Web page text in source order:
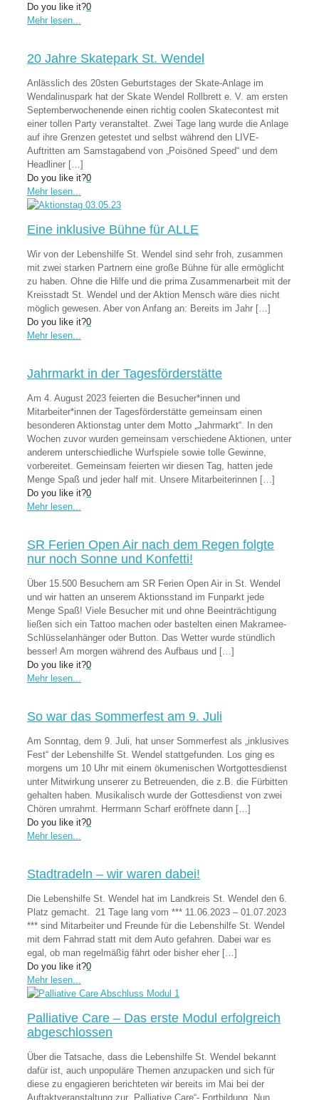
Do you like it?0
Mehr lesen...
20 Jahre Skatepark St. Wendel
Anlässlich des 20sten Geburtstages der Skate-Anlage im
Wendalinuspark hat der Skate Wendel Rollbrett e. V. am ersten
Septemberwochenende einen richtig coolen Skatecontest mit
einer tollen Party veranstaltet. Zwei Tage lang wurde die Anlage
auf ihre Grenzen getestet und selbst während den LIVE-
Auftritten am Samstagabend von „Poisöned Speed“ und dem
Headliner […]
Do you like it?0
Mehr lesen...
Eine inklusive Bühne für ALLE
Wir von der Lebenshilfe St. Wendel sind sehr froh, zusammen
mit zwei starken Partnern eine große Bühne für alle ermöglicht
zu haben. Ohne die Hilfe und die prima Zusammenarbeit mit der
Kreisstadt St. Wendel und der Aktion Mensch wäre dies nicht
möglich gewesen. Aber von Anfang an: Bereits im Jahr […]
Do you like it?0
Mehr lesen...
Jahrmarkt in der Tagesförderstätte
Am 4. August 2023 feierten die Besucher*innen und
Mitarbeiter*innen der Tagesförderstätte gemeinsam einen
besonderen Aktionstag unter dem Motto „Jahrmarkt“. In den
Wochen zuvor wurden gemeinsam verschiedene Aktionen, unter
anderem unterschiedliche Wurfspiele sowie tolle Gewinne,
vorbereitet. Gemeinsam feierten wir diesen Tag, hatten jede
Menge Spaß und jeder half mit. Unsere Mitarbeiterinnen […]
Do you like it?0
Mehr lesen...
SR Ferien Open Air nach dem Regen folgte
nur noch Sonne und Konfetti!
Über 15.500 Besuchern am SR Ferien Open Air in St. Wendel
und wir hatten an unserem Aktionsstand im Funparkt jede
Menge Spaß! Viele Besucher mit und ohne Beeinträchtigung
ließen sich ein Tattoo machen oder bastelten einen Makramee-
Schlüsselanhänger oder Button. Das Wetter wurde stündlich
besser! Am morgen während des Aufbaus und […]
Do you like it?0
Mehr lesen...
So war das Sommerfest am 9. Juli
Am Sonntag, dem 9. Juli, hat unser Sommerfest als „inklusives
Fest“ der Lebenshilfe St. Wendel stattgefunden. Los ging es
morgens um 10 Uhr mit einem ökumenischen Wortgottesdienst
unter Mitwirkung unserer zu Betreuenden, die z.B. die Fürbitten
gehalten haben. Musikalisch wurde der Gottesdienst von zwei
Chören umrahmt. Herrmann Scharf eröffnete dann […]
Do you like it?0
Mehr lesen...
Stadtradeln – wir waren dabei!
Die Lebenshilfe St. Wendel hat im Landkreis St. Wendel den 6.
Platz gemacht. 21 Tage lang vom *** 11.06.2023 – 01.07.2023
*** sind Mitarbeiter und Freunde für die Lebenshilfe St. Wendel
mit dem Fahrrad statt mit dem Auto gefahren. Dabei war es
egal, ob man regelmäßig fährt oder bisher eher […]
Do you like it?0
Mehr lesen...
Palliative Care – Das erste Modul erfolgreich
abgeschlossen
Über die Tatsache, dass die Lebenshilfe St. Wendel bekannt
dafür ist, auch unpopuläre Themen anzupacken und sich für
diese zu engagieren berichteten wir bereits im Mai bei der
Auftaktveranstaltung zur „Palliative Care“- Fortbildung. Nun